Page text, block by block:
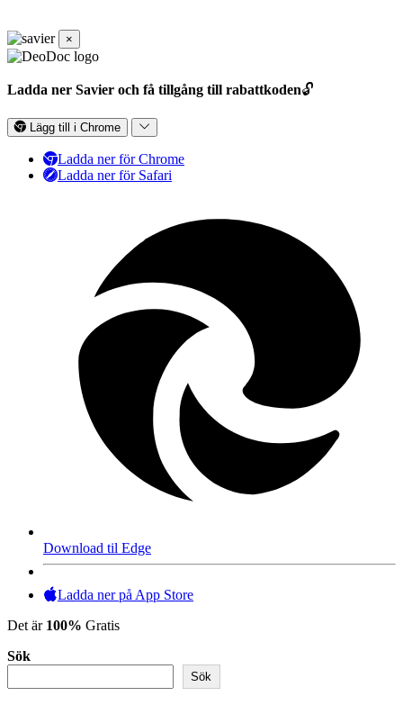
×
Ladda ner Savier och få tillgång till rabattkoden🔓
Lägg till i Chrome
Ladda ner för Chrome
Ladda ner för Safari
Download til Edge
Ladda ner på App Store
Det är 100% Gratis
Sök
Sök